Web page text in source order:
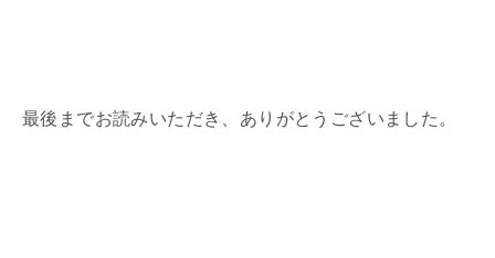
最後までお読みいただき、ありがとうございました。